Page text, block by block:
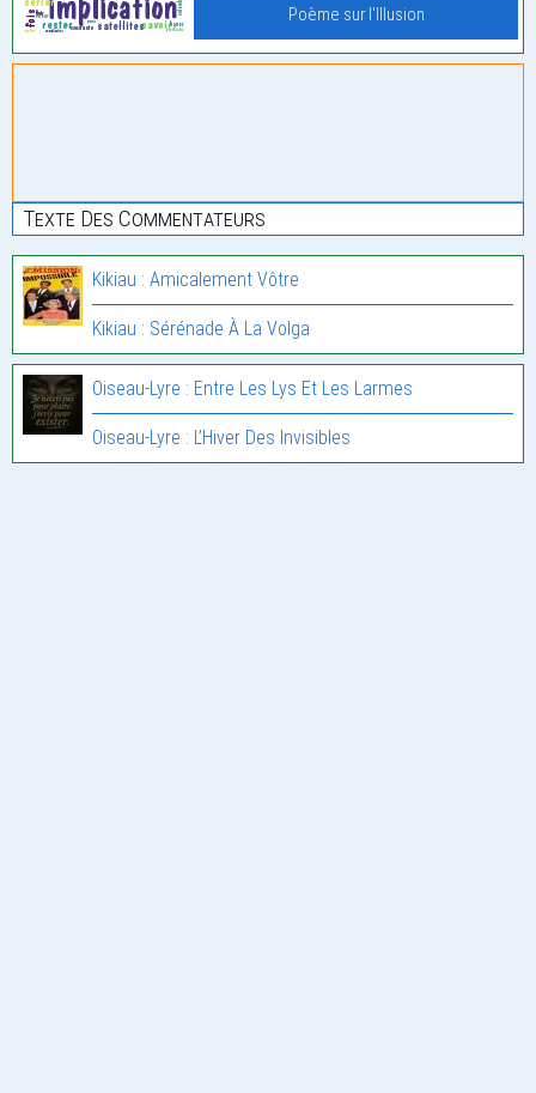
Poème sur l'Illusion
Texte Des Commentateurs
Kikiau : Amicalement Vôtre
Kikiau : Sérénade À La Volga
Oiseau-Lyre : Entre Les Lys Et Les Larmes
Oiseau-Lyre : L’Hiver Des Invisibles